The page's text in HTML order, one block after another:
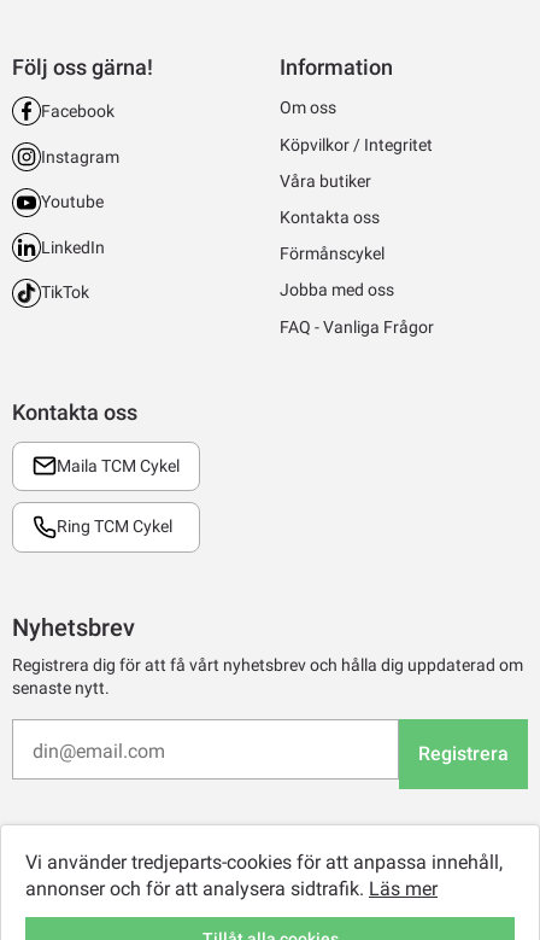
Kontakta oss
Maila TCM Cykel
Ring TCM Cykel
Följ oss gärna!
Facebook
Instagram
Youtube
LinkedIn
TikTok
Information
Om oss
Köpvilkor / Integritet
Våra butiker
Kontakta oss
Förmånscykel
Jobba med oss
FAQ - Vanliga Frågor
Nyhetsbrev
Registrera dig för att få vårt nyhetsbrev och hålla dig uppdaterad om
senaste nytt.
Registrera
Vi använder tredjeparts-cookies för att anpassa innehåll,
annonser och för att analysera sidtrafik. Läs mer